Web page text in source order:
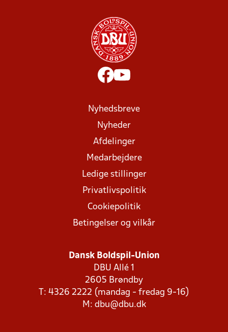
Nyhedsbreve
Nyheder
Afdelinger
Medarbejdere
Ledige stillinger
Privatlivspolitik
Cookiepolitik
Betingelser og vilkår
Dansk Boldspil-Union
DBU Allé 1
2605 Brøndby
T: 4326 2222 (mandag - fredag 9-16)
M: dbu@dbu.dk